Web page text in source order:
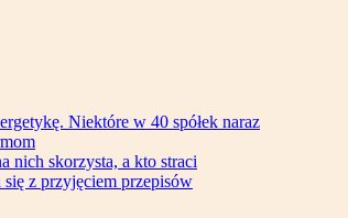
Niektóre w 40 spółek naraz
nich skorzysta, a kto straci
z przyjęciem przepisów